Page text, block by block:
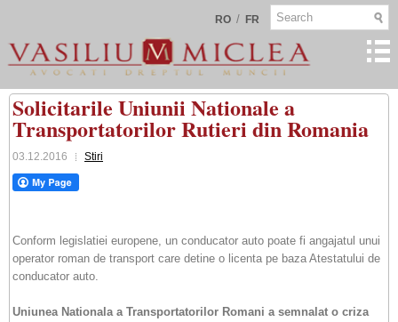
RO / FR
Solicitarile Uniunii Nationale a
Transportatorilor Rutieri din Romania
03.12.2016 Stiri
Conform legislatiei europene, un conducator auto poate fi angajatul unui
operator roman de transport care detine o licenta pe baza Atestatului de
conducator auto.
Uniunea Nationala a Transportatorilor Romani a semnalat o criza